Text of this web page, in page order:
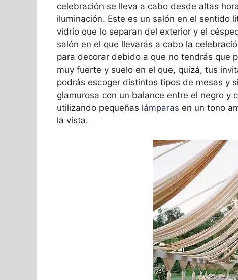
celebración se lleva a cabo desde altas
iluminación. Este es un salón en el sentido
vidrio que lo separan del exterior y el
salón en el que llevarás a cabo la
para decorar debido a que no tendrás que
muy fuerte y suelo en el que, quizá, tus
podrás escoger distintos tipos de mesas y
glamurosa con un balance entre el negro y
utilizando pequeñas lámparas en un tono
la vista.